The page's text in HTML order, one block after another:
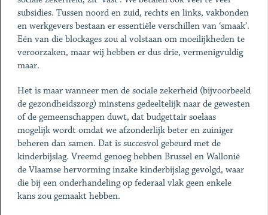
subsidies. Tussen noord en zuid, rechts en links, vakbonden
en werkgevers bestaan er essentiële verschillen van ‘smaak’.
Eén van die blockages zou al volstaan om moeilijkheden te
veroorzaken, maar wij hebben er dus drie, vermenigvuldig
maar.
Het is maar wanneer men de sociale zekerheid (bijvoorbeeld
de gezondheidszorg) minstens gedeeltelijk naar de gewesten
of de gemeenschappen duwt, dat budgettair soelaas
mogelijk wordt omdat we afzonderlijk beter en zuiniger
beheren dan samen. Dat is succesvol gebeurd met de
kinderbijslag. Vreemd genoeg hebben Brussel en Wallonië
de Vlaamse hervorming inzake kinderbijslag gevolgd, waar
die bij een onderhandeling op federaal vlak geen enkele
kans zou gemaakt hebben.